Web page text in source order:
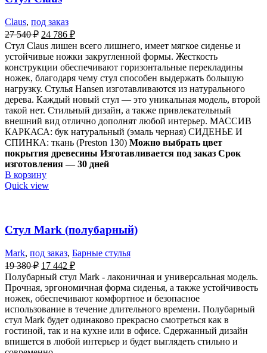
Claus, под заказ
27 540₽ 24 786 ₽
Стул Claus лишен всего лишнего, имеет мягкое сиденье и
устойчивые ножки закругленной формы. Жесткость
конструкции обеспечивают горизонтальные перекладины
ножек, благодаря чему стул способен выдержать большую
нагрузку. Стулья Hansen изготавливаются из натурального
дерева. Каждый новый стул — это уникальная модель, второй
такой нет. Стильный дизайн, а также привлекательный
внешний вид отлично дополнят любой интерьер. МАССИВ
КАРКАСА: бук натуральный (эмаль черная) СИДЕНЬЕ И
СПИНКА: ткань (Preston 130) Можно выбрать цвет
покрытия древесины Изготавливается под заказ Срок
изготовления — 30 дней
В корзину
Quick view
Стул Mark (полубарный)
Mark, под заказ, Барные стулья
19 380₽ 17 442 ₽
Полубарный стул Mark - лаконичная и универсальная модель.
Прочная, эргономичная форма сиденья, а также устойчивость
ножек, обеспечивают комфортное и безопасное
использование в течение длительного времени. Полубарный
стул Mark будет одинаково прекрасно смотреться как в
гостиной, так и на кухне или в офисе. Сдержанный дизайн
впишется в любой интерьер и будет выглядеть стильно и